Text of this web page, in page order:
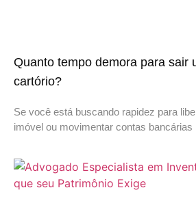
Quanto tempo demora para sair
cartório?
Se você está buscando rapidez para
imóvel ou movimentar contas bancárias